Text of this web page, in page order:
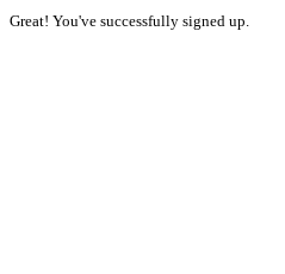
Great! You've successfully signed up.